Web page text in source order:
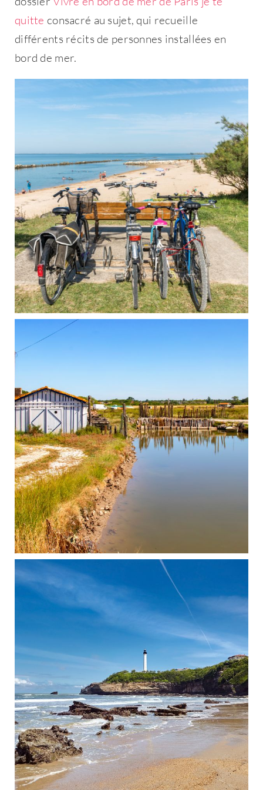
quitte consacré au sujet, qui recueille
différents récits de personnes installées en
bord de mer.
Rester connecté
Vous n'avez pas de compte ?Créez
en un maintenant !